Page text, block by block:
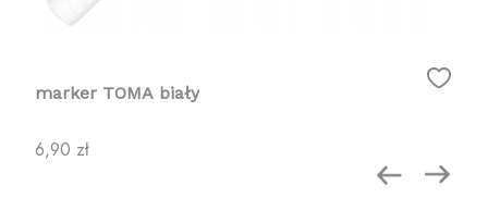
marker TOMA biały
Cena
6,90 zł